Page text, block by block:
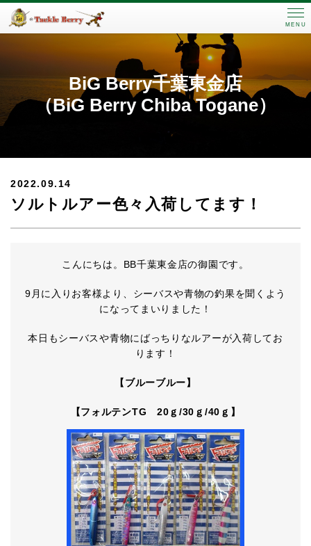
MENU
BiG Berry千葉東金店
（BiG Berry Chiba Togane）
2022.09.14
ソルトルアー色々入荷してます！
こんにちは。BB千葉東金店の御園です。
9月に入りお客様より、シーバスや青物の釣果を聞くよう
になってまいりました！
本日もシーバスや青物にばっちりなルアーが入荷してお
ります！
【ブルーブルー】
【フォルテンTG 20ｇ/30ｇ/40ｇ】